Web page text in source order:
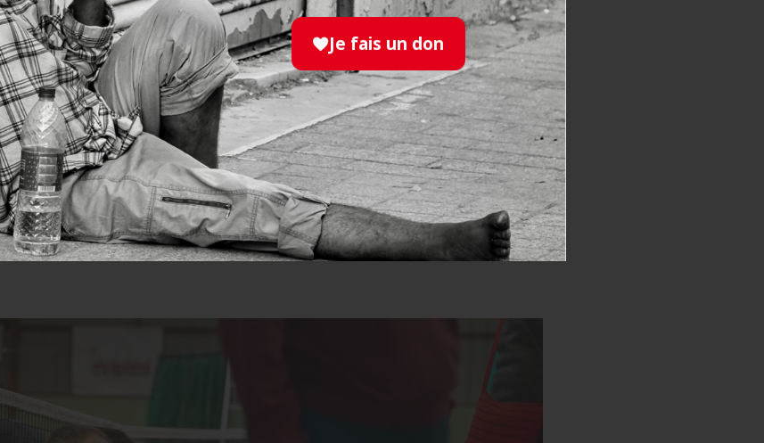
du Foyer Jeanne d’Arc attendent cette journée avec
longtemps. L’idée de faire du sport et de se dépasser
ensemble les réjouit et les motive.
Julien Pain Directeur de la Maison Jeanne-d'Arc
Je fais un don